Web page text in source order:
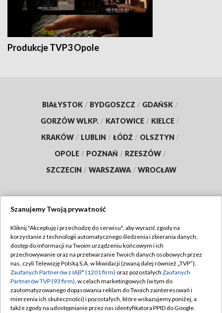
Produkcje TVP3 Opole
BIAŁYSTOK / BYDGOSZCZ / GDAŃSK /
GORZÓW WLKP. / KATOWICE / KIELCE /
KRAKÓW / LUBLIN / ŁÓDŹ / OLSZTYN /
OPOLE / POZNAŃ / RZESZÓW /
SZCZECIN / WARSZAWA / WROCŁAW
TVP
Abonament TVP
Emisja w TVP
Centrum informacji TVP
Naziemna Telewizja Cyfrowa
Regulamin TVP
Polityka prywatności
Moje zgody
Pomoc
Szanujemy Twoją prywatność
Kliknij "Akceptuję i przechodzę do serwisu", aby wyrazić zgody na
korzystanie z technologii automatycznego śledzenia i zbierania danych,
dostęp do informacji na Twoim urządzeniu końcowym i ich
przechowywanie oraz na przetwarzanie Twoich danych osobowych przez
nas, czyli Telewizję Polską S.A. w likwidacji (zwaną dalej również „TVP”),
Zaufanych Partnerów z IAB* (1201 firm) oraz pozostałych Zaufanych
Partnerów TVP (93 firm), w celach marketingowych (w tym do
zautomatyzowanego dopasowania reklam do Twoich zainteresowań i
mierzenia ich skuteczności) i pozostałych, które wskazujemy poniżej, a
także zgody na udostępnianie przez nas identyfikatora PPID do Google.